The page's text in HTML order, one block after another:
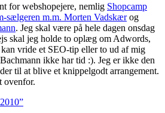
for webshopejere, nemlig Shopcamp
sælgeren m.m. Morten Vadskærog
. Jeg skal være på hele dagen onsdag
skal jeg holde to oplæg om Adwords,
vride et SEO-tip eller to ud af mig
ikke har tid :). Jeg er ikke den
til at blive et knippelgodt arrangement.
ovenfor.